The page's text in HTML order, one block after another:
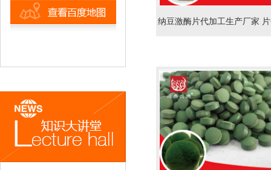
纳豆激酶片代加工生产厂家